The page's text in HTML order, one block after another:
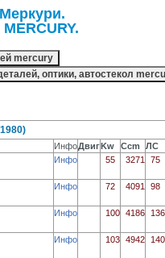
ИнфоДвигKw Ccm
ЛС
Инфо 55 3271 75
Инфо 72 4091 98
Инфо 100 4186 136
Инфо 103 4942 140